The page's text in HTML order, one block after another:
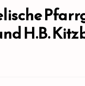
H.B.